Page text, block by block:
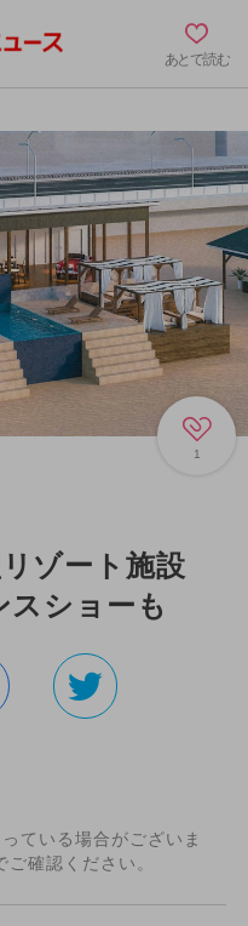
あとで読む
1
リゾート施設
ショーも
ている場合がございま
確認ください。